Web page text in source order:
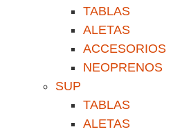
TABLAS
ALETAS
ACCESORIOS
NEOPRENOS
SUP
TABLAS
ALETAS